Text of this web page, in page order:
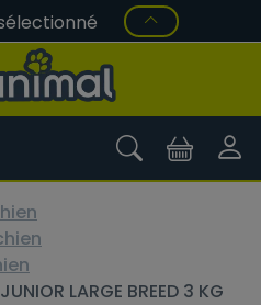
LARGE BREED 3 KG